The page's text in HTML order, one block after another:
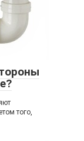
того,